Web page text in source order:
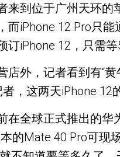
来到位于广州天环
而iPhone 12 Pro只
订iPhone 12，只需
店外，记者看到有“
者，这两天iPhone
在全球正式推出的
的Mate 40 Pro可现